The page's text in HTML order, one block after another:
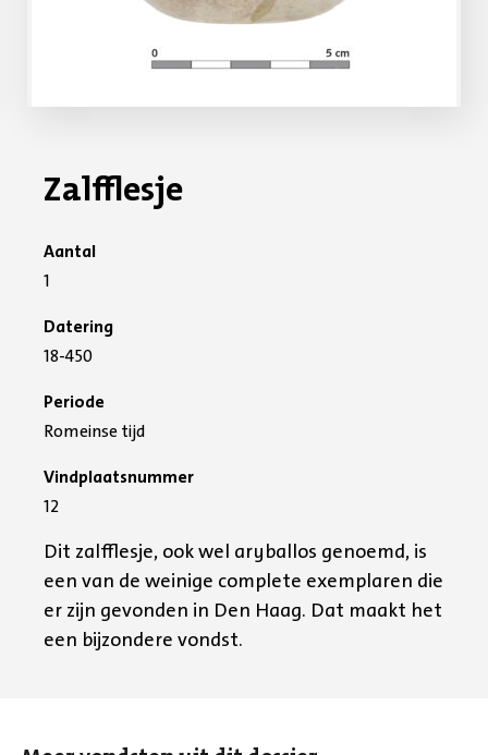
Zalfflesje
Aantal
1
Datering
18-450
Periode
Romeinse tijd
Vindplaatsnummer
12
Dit zalfflesje, ook wel aryballos genoemd, is
een van de weinige complete exemplaren die
er zijn gevonden in Den Haag. Dat maakt het
een bijzondere vondst.